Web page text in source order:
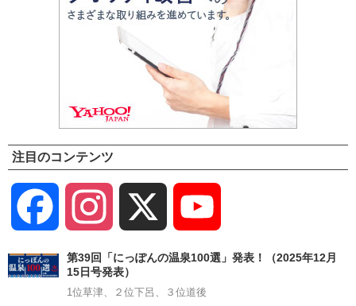
注目のコンテンツ
Facebook Instagram
Channel
第39回「にっぽんの温泉100選」発表！（2025年12月
15日号発表）
1位草津、２位下呂、３位道後